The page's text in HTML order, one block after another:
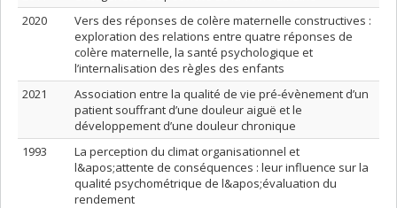
2020
Vers des réponses de colère maternelle constructives :
exploration des relations entre quatre réponses de
colère maternelle, la santé psychologique et
l’internalisation des règles des enfants
2021
Association entre la qualité de vie pré-évènement d’un
patient souffrant d’une douleur aiguë et le
développement d’une douleur chronique
1993
La perception du climat organisationnel et
l&apos;attente de conséquences : leur influence sur la
qualité psychométrique de l&apos;évaluation du
rendement